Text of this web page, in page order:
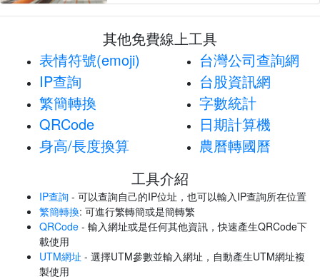
其他免費線上工具
表情符號(emoji)
IP查詢
繁簡轉換
QRCode
身高/長度換算
台灣公司查詢網
台股資訊網
字數統計
日期計算機
農曆轉國曆
工具介紹
IP查詢 - 可以查詢自己的IP位址，也可以輸入IP查詢所在位置
繁簡轉換: 可進行繁轉簡或是簡轉繁
QRCode - 輸入網址或是任何其他資訊，快速產生QRCode下
載使用
UTM網址 - 選擇UTM參數並輸入網址，自動產生UTM網址複
製使用